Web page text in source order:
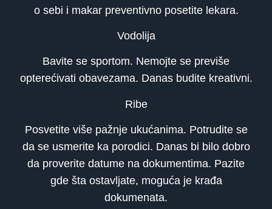
o sebi i makar preventivno posetite lekara.
Vodolija
Bavite se sportom. Nemojte se previše
opterećivati obavezama. Danas budite kreativni.
Ribe
Posvetite više pažnje ukućanima. Potrudite se
da se usmerite ka porodici. Danas bi bilo dobro
da proverite datume na dokumentima. Pazite
gde šta ostavljate, moguća je krađa
dokumenata.